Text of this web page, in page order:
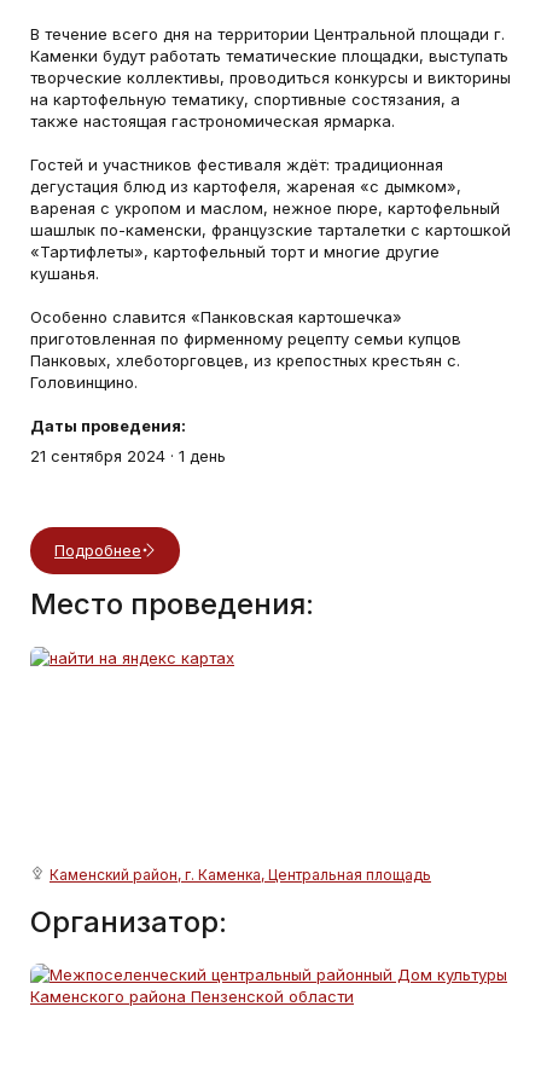
В течение всего дня на территории Центральной площади г.
Каменки будут работать тематические площадки, выступать
творческие коллективы, проводиться конкурсы и викторины
на картофельную тематику, спортивные состязания, а
также настоящая гастрономическая ярмарка.
Гостей и участников фестиваля ждёт: традиционная
дегустация блюд из картофеля, жареная «с дымком»,
вареная с укропом и маслом, нежное пюре, картофельный
шашлык по-каменски, французские тарталетки с картошкой
«Тартифлеты», картофельный торт и многие другие
кушанья.
Особенно славится «Панковская картошечка»
приготовленная по фирменному рецепту семьи купцов
Панковых, хлеботорговцев, из крепостных крестьян с.
Головинщино.
Даты проведения:
21 сентября 2024 · 1 день
Подробнее
Место проведения:
Каменский район, г. Каменка, Центральная площадь
Организатор: